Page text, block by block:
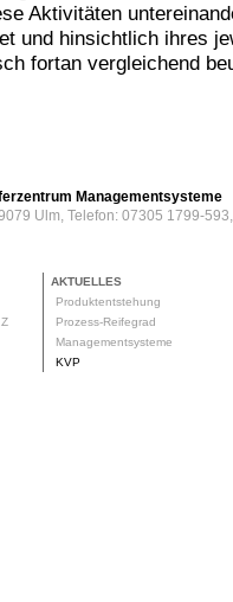
Aktivitäten
und hinsichtlich ihres
fortan vergleichend
Managementsysteme
Ulm, Telefon: 07305 1799-
AKTUELLES
Produktentstehung
Prozess-Reifegrad
Managementsysteme
KVP